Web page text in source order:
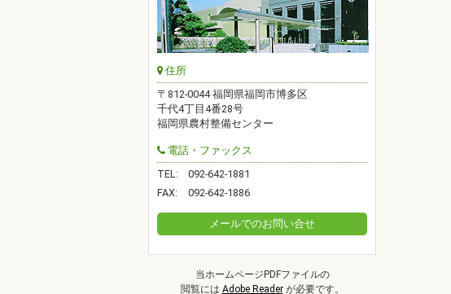
住所
〒812-0044 福岡県福岡市博多区
千代4丁目4番28号
福岡県農村整備センター
電話・ファックス
TEL:
092-642-1881
FAX:
092-642-1886
メールでのお問い合せ
当ホームページPDFファイルの
閲覧には Adobe Readerが必要です。